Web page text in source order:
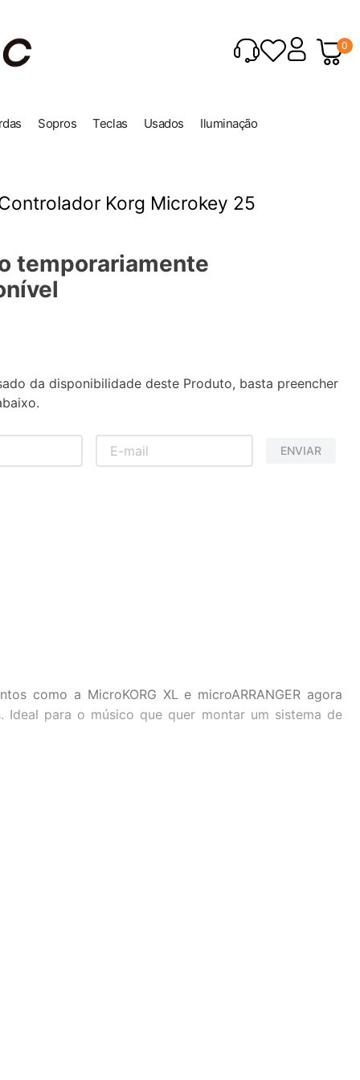
0
Sopros Teclas Usados Iluminação
Korg Microkey 25
temporariamente
da disponibilidade deste Produto, basta preencher
ENVIAR
como a MicroKORG XL e microARRANGER agora
para o músico que quer montar um sistema de